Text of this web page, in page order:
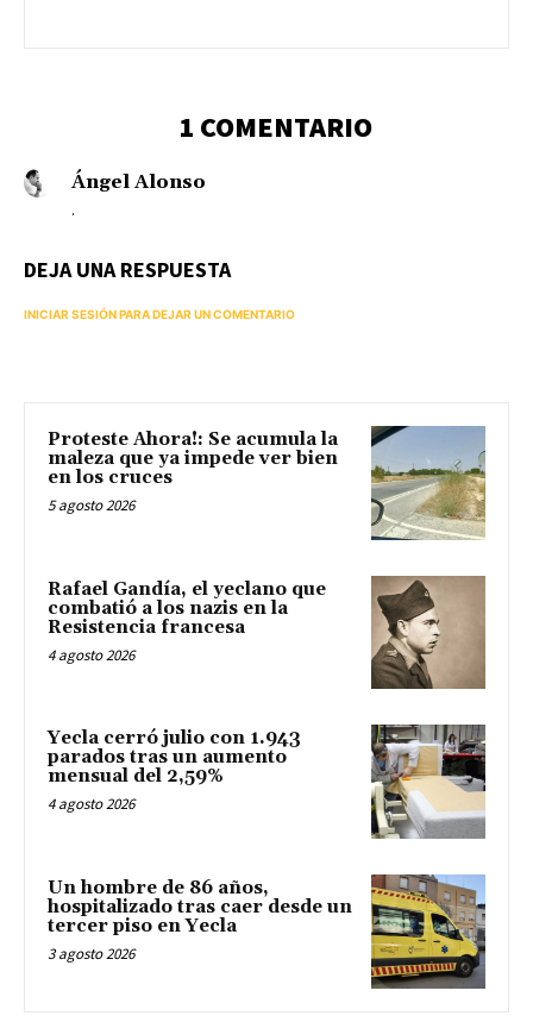
1 COMENTARIO
Ángel Alonso
.
DEJA UNA RESPUESTA
INICIAR SESIÓN PARA DEJAR UN COMENTARIO
Proteste Ahora!: Se acumula la
maleza que ya impede ver bien
en los cruces
5 agosto 2026
Rafael Gandía, el yeclano que
combatió a los nazis en la
Resistencia francesa
4 agosto 2026
Yecla cerró julio con 1.943
parados tras un aumento
mensual del 2,59%
4 agosto 2026
Un hombre de 86 años,
hospitalizado tras caer desde un
tercer piso en Yecla
3 agosto 2026